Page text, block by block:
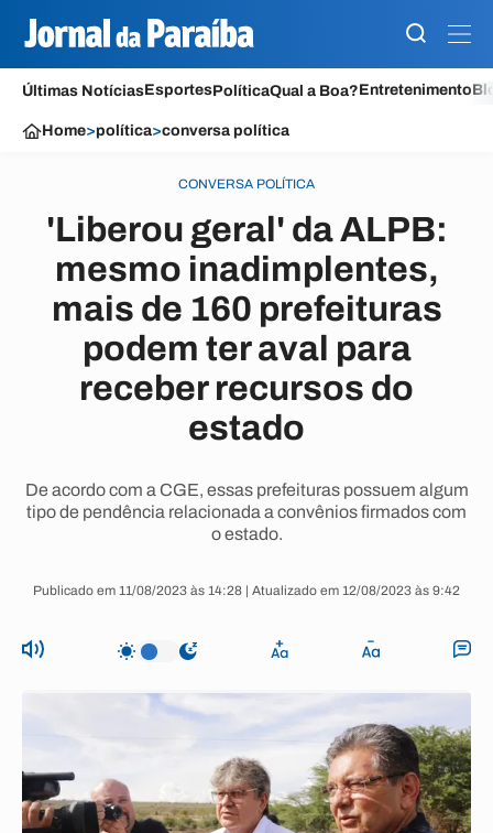
Últimas NotíciasEsportesPolíticaQual a Boa?Entretenimento
Home>política>conversa política
CONVERSA POLÍTICA
'Liberou geral' da ALPB:
mesmo inadimplentes,
mais de 160 prefeituras
podem ter aval para
receber recursos do
estado
De acordo com a CGE, essas prefeituras possuem algum
tipo de pendência relacionada a convênios firmados com
o estado.
Publicado em 11/08/2023 às 14:28 | Atualizado em 12/08/2023 às 9:42